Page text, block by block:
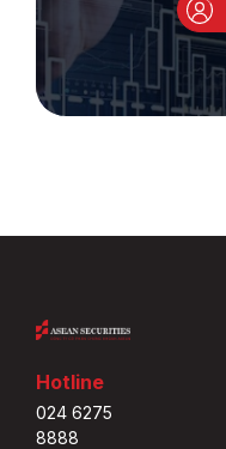
Hotline
024 6275
8888